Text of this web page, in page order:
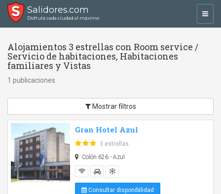
Salidores.com
Disfrutá cada ciudad al máximo
Alojamientos 3 estrellas con Room service /
Servicio de habitaciones, Habitaciones
familiares y Vistas
1 publicaciones
Mostrar filtros
Gran Hotel Azul
3 estrellas
Colón 626 - Azul
Consultar disponibilidad